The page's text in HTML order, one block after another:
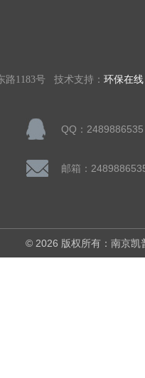
路1183号 技术支持： 环保在线
QQ：2489886535
邮箱：
© 2026 版权所有：南京